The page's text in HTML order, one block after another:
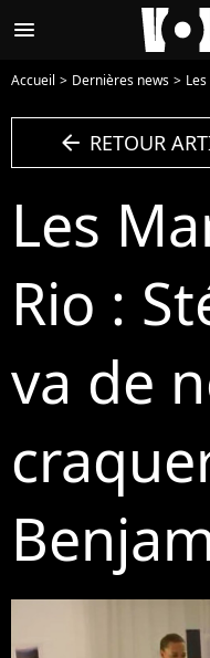
menu
Accueil Dernières news Les
arrow_left RETOUR
Les
Rio :
va de